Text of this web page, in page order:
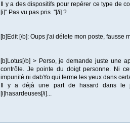
Il y a des dispositifs pour repérer ce type de
[i]'' Pas vu pas pris ''[/i] ?
[b]Edit [/b]: Oups j'ai délete mon poste, fausse
[b]Lotus[/b] > Perso, je demande juste une
contrôle. Je pointe du doigt personne. Ni
impunité ni dabYo qui ferme les yeux dans
Il y a déjà une part de hasard dans le
[i]hasardeuses[/i]...